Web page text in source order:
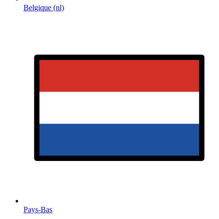
Belgique (nl)
Pays-Bas